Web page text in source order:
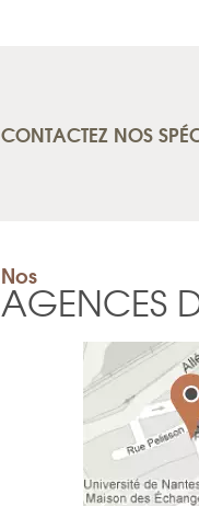
CONTACTEZ NOS
Nos
AGENCES